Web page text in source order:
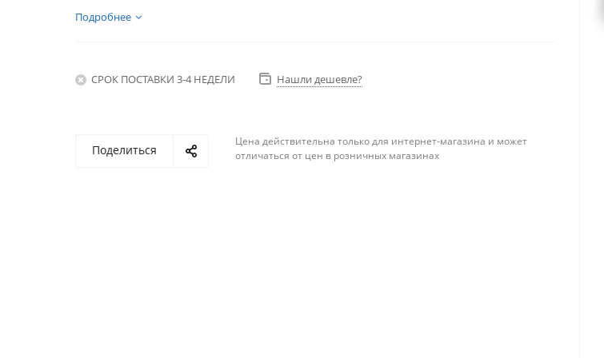
Подробнее
СРОК ПОСТАВКИ 3-4 НЕДЕЛИ Нашли дешевле?
Поделиться
Цена действительна только для интернет-магазина и может
отличаться от цен в розничных магазинах